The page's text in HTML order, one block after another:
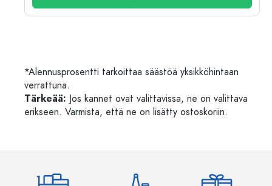
*Alennusprosentti tarkoittaa säästöä yksikköhintaan
verrattuna.
Tärkeää: Jos kannet ovat valittavissa, ne on valittava
erikseen. Varmista, että ne on lisätty ostoskoriin.